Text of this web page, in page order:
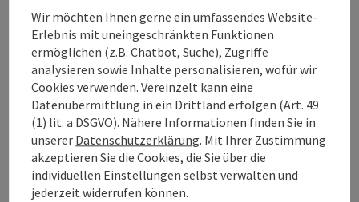
www.granitland.at.
Mit mehr als 700 Starter:innen und unzähligen
Zuschauer:innen entlang der Strecke findet am 27. und 28.
Mai 2023 der spektakuläreGranitmarathonin Kleinzell statt.
Von 29. Juni bis 1. Juli wird es dann auf der „Granit Bier“
Runde sportlich. An drei Tagen findet dort dereRUSH statt,
der ganz im Zeichen von Kameradschaft, Sportsgeist und
Bike-Vergnügen steht.
Mehr Informationen zum Mountainbike Angebot im
Granitland, den neuen Angeboten, outdooractive-Challenge
Wir möchten Ihnen gerne ein umfassendes Website-
Erlebnis mit uneingeschränkten Funktionen
ermöglichen (z.B. Chatbot, Suche), Zugriffe
analysieren sowie Inhalte personalisieren, wofür wir
Cookies verwenden. Vereinzelt kann eine
Datenübermittlung in ein Drittland erfolgen (Art. 49
(1) lit. a DSGVO). Nähere Informationen finden Sie in
unserer Datenschutzerklärung. Mit Ihrer Zustimmung
akzeptieren Sie die Cookies, die Sie über die
individuellen Einstellungen selbst verwalten und
jederzeit widerrufen können.